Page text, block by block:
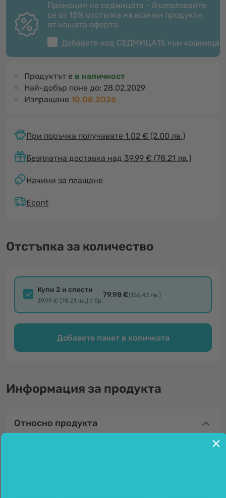
Промоция на седмицата - Възползвайте
се от 15% отстъпка на всички продукти
от нашата оферта.
Добавете код СЕДМИЦА15 към
Продуктът е в наличност
Най-добър поне до: 28.02.2029
Изпращане 10.08.2026
При поръчка получавате 1.02 € (2.00 лв.)
Безплатна доставка над 39.99 € (78.21 лв.)
Начини за плащане
Econt
Отстъпка за количество
Купи 2 и спести
39.99 € (78.21 лв.) / бр.
79.98 €(156.43 лв.)
Добавете пакет в количката
Информация за продукта
Относно продукта